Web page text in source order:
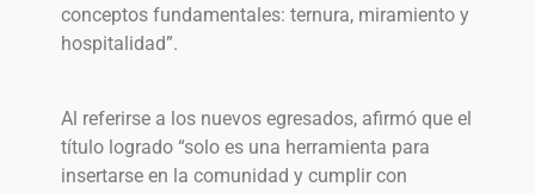
conceptos fundamentales: ternura, miramiento y
hospitalidad”.
Al referirse a los nuevos egresados, afirmó que el
título logrado “solo es una herramienta para
insertarse en la comunidad y cumplir con